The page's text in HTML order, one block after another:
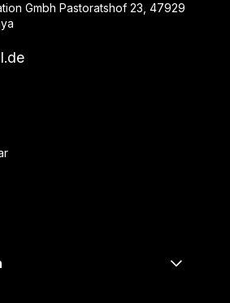
Gmbh Pastoratshof 23, 47929